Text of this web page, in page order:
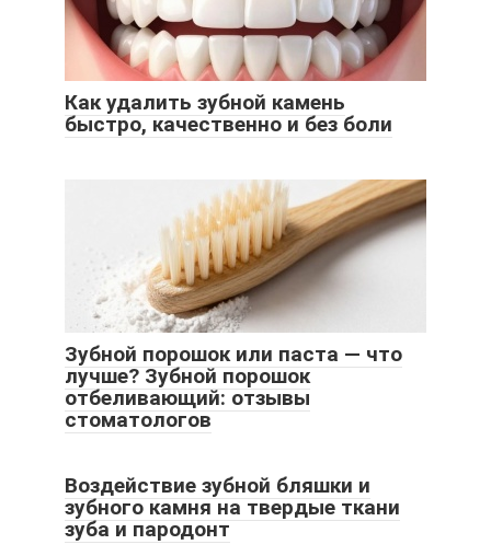
Как удалить зубной камень
быстро, качественно и без боли
Зубной порошок или паста — что
лучше? Зубной порошок
отбеливающий: отзывы
стоматологов
Воздействие зубной бляшки и
зубного камня на твердые ткани
зуба и пародонт